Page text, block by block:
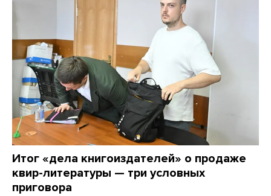
Итог «дела книгоиздателей» о продаже
квир-литературы — три условных
приговора